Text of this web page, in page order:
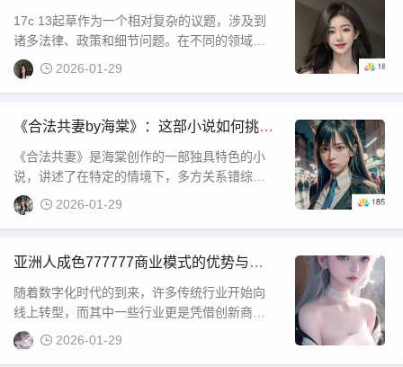
的特点不
实挑战？
17c 13起草作为一个相对复杂的议题，涉及到
诸多法律、政策和细节问题。在不同的领域，
17c 13的起草对相关法律、法规的调整和更新
起到了至关重要的作用。随着社会发展和市场
重要讨论话题。本文将从多方面探讨17c 13起
的
2026-01-29
《合法共妻by海棠》：这部小说如何挑战
传统婚姻观念，引发社会热议？
《合法共妻》是海棠创作的一部独具特色的小
说，讲述了在特定的情境下，多方关系错综复
杂的爱情故事。该小说的核心思想集中在“共妻”
的概念，探索了婚姻与爱情之间的边界，以及
络文学圈内受到了不少关注，尤其是对于那些
说，充满了吸引力
2026-01-29
亚洲人成色777777商业模式的优势与挑
战，未来发展前景如何？
随着数字化时代的到来，许多传统行业开始向
线上转型，而其中一些行业更是凭借创新商业
模式取得了显著的成功。尤其是在亚洲市场，
一些商业模式凭借其独特的运作方式迅速走
2026-01-29